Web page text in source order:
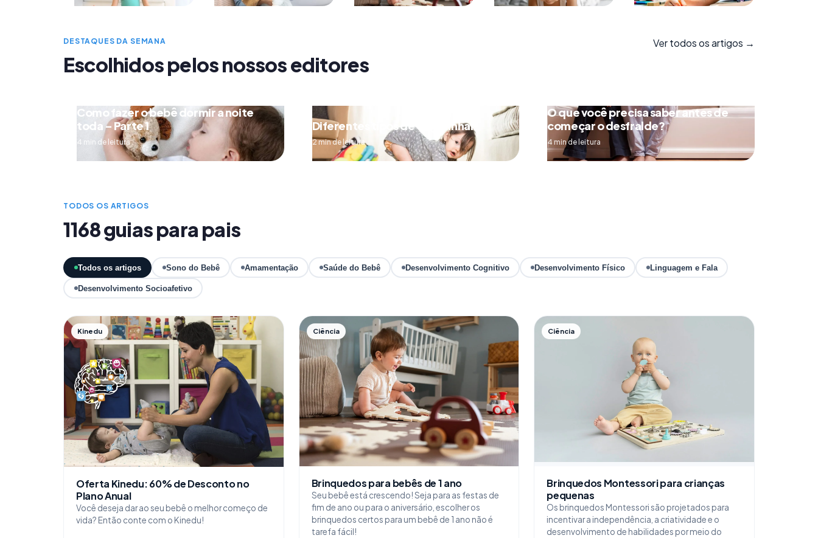
DESTAQUES DA SEMANA
Escolhidos pelos nossos editores
Ver todos os artigos →
Como fazer o bebê dormir a noite
toda – Parte 1
4 min de leitura
Diferentes tipos de engatinhar
2 min de leitura
O que você precisa saber antes de
começar o desfralde?
4 min de leitura
TODOS OS ARTIGOS
1168 guias para pais
Todos os artigos Sono do Bebê Amamentação Saúde do Bebê Desenvolvimento Cognitivo Desenvolvimento Físico Linguagem e Fala
Desenvolvimento Socioafetivo
Kinedu
Oferta Kinedu: 60% de Desconto no
Plano Anual
Você deseja dar ao seu bebê o melhor começo de
vida? Então conte com o Kinedu!
Ciência
Brinquedos para bebês de 1 ano
Seu bebê está crescendo! Seja para as festas de
fim de ano ou para o aniversário, escolher os
brinquedos certos para um bebê de 1 ano não é
tarefa fácil!
Ciência
Brinquedos Montessori para crianças
pequenas
Os brinquedos Montessori são projetados para
incentivar a independência, a criatividade e o
desenvolvimento de habilidades por meio do